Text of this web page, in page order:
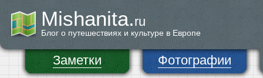
Mishanita.ru
Блог о путешествиях и культуре в Европе
Заметки Фотографии